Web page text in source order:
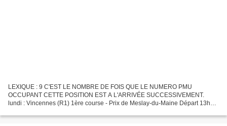
LEXIQUE : 9 C'EST LE NOMBRE DE FOIS QUE LE NUMERO PMU
OCCUPANT CETTE POSITION EST A L'ARRIVÉE SUCCESSIVEMENT.
lundi : Vincennes (R1) 1ère course - Prix de Meslay-du-Maine Départ 13h50